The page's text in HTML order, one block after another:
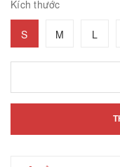
Kích thước
S M L